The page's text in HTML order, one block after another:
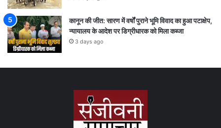
कानून की जीत: सारण में वर्षों पुराने भूमि विवाद का हुआ पटाक्षेप,
न्यायालय के आदेश पर डिग्रीधारक को मिला कब्जा
3 days ago